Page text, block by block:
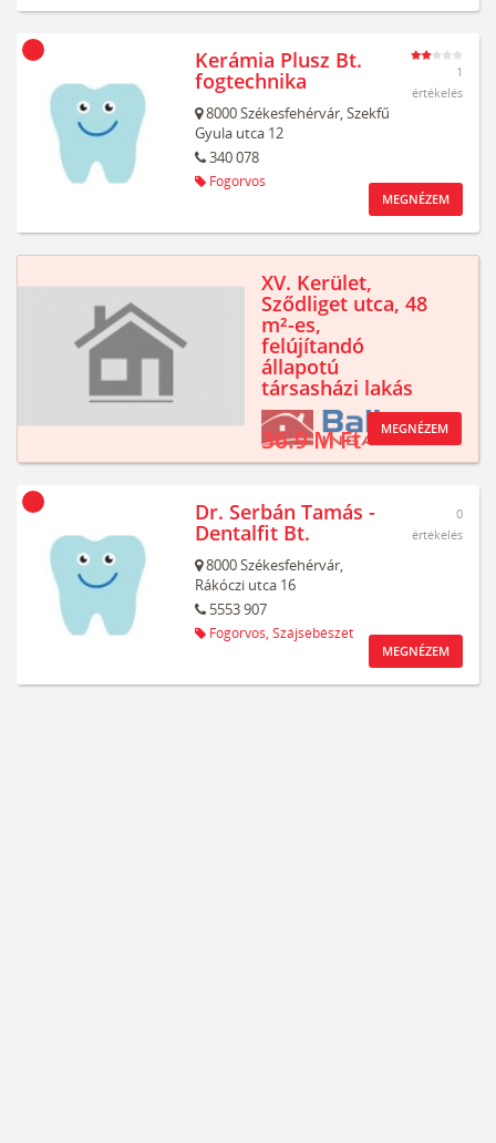
Kerámia Plusz Bt.
fogtechnika
8000Székesfehérvár,Szekfű
Gyula utca 12
340 078
Fogorvos
1
értékelés
MEGNÉZEM
XV. Kerület,
Sződliget utca, 48
m²-es,
felújítandó
állapotú
társasházi lakás
36.9 M Ft MEGNÉZEM
Dr. Serbán Tamás -
Dentalfit Bt.
8000Székesfehérvár,
Rákóczi utca 16
5553 907
Fogorvos, Szájsebészet
0
értékelés
MEGNÉZEM